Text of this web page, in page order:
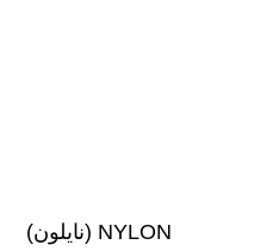
NYLON (نایلون)